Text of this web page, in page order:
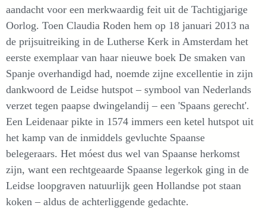
aandacht voor een merkwaardig feit uit de Tachtigjarige
Oorlog. Toen Claudia Roden hem op 18 januari 2013 na
de prijsuitreiking in de Lutherse Kerk in Amsterdam het
eerste exemplaar van haar nieuwe boek De smaken van
Spanje overhandigd had, noemde zijne excellentie in zijn
dankwoord de Leidse hutspot – symbool van Nederlands
verzet tegen paapse dwingelandij – een 'Spaans gerecht'.
Een Leidenaar pikte in 1574 immers een ketel hutspot uit
het kamp van de inmiddels gevluchte Spaanse
belegeraars. Het móest dus wel van Spaanse herkomst
zijn, want een rechtgeaarde Spaanse legerkok ging in de
Leidse loopgraven natuurlijk geen Hollandse pot staan
koken – aldus de achterliggende gedachte.